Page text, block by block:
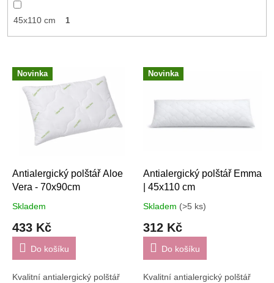
45x110 cm 1
V Novinka
Antialergický polštář Aloe
Vera - 70x90cm
Skladem
433 Kč
Do košíku
Kvalitní antialergický polštář
Novinka
Antialergický polštář Emma
| 45x110 cm
Skladem (>5 ks)
312 Kč
Do košíku
Kvalitní antialergický polštář